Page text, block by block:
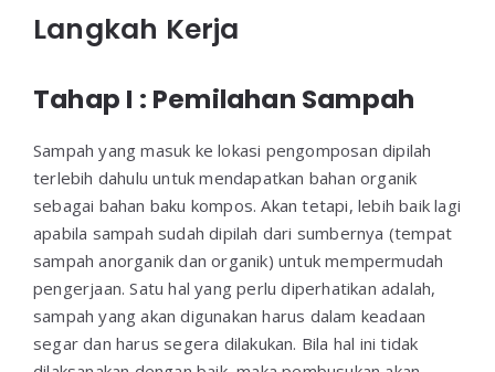
Langkah Kerja
Tahap I : Pemilahan Sampah
Sampah yang masuk ke lokasi pengomposan dipilah
terlebih dahulu untuk mendapatkan bahan organik
sebagai bahan baku kompos. Akan tetapi, lebih baik lagi
apabila sampah sudah dipilah dari sumbernya (tempat
sampah anorganik dan organik) untuk mempermudah
pengerjaan. Satu hal yang perlu diperhatikan adalah,
sampah yang akan digunakan harus dalam keadaan
segar dan harus segera dilakukan. Bila hal ini tidak